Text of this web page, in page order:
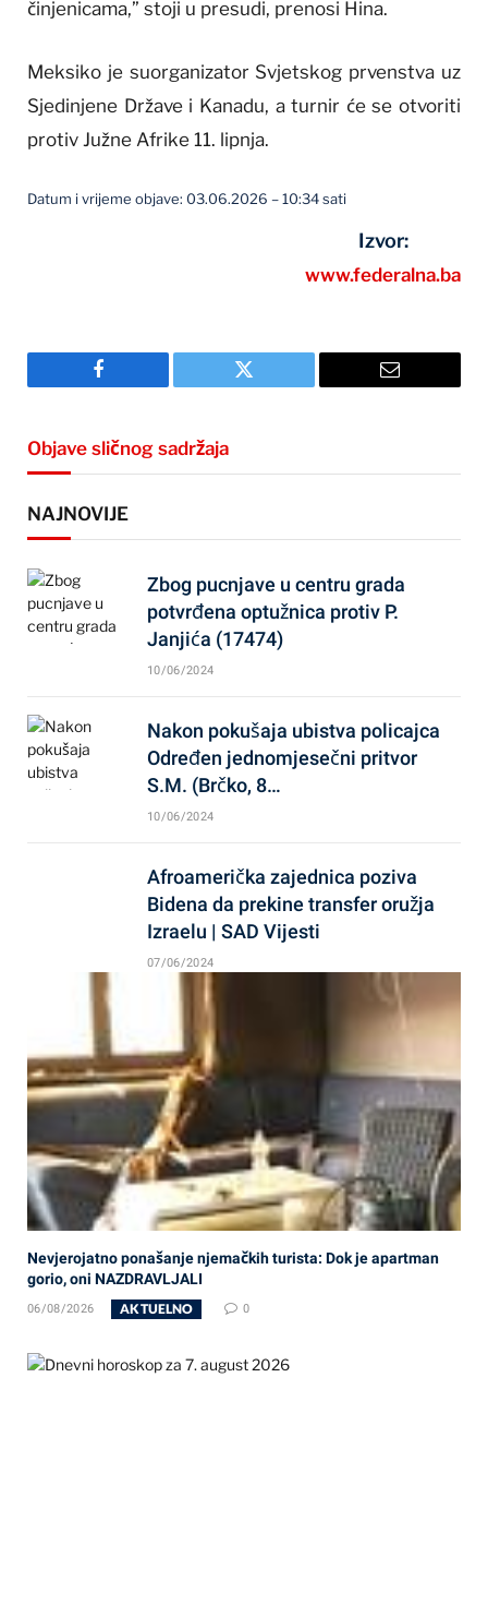
činjenicama,” stoji u presudi, prenosi Hina.
Meksiko je suorganizator Svjetskog prvenstva uz
Sjedinjene Države i Kanadu, a turnir će se otvoriti
protiv Južne Afrike 11. lipnja.
Datum i vrijeme objave: 03.06.2026 – 10:34 sati
Izvor:
www.federalna.ba
Facebook Twitter Email
Objave sličnog sadržaja
NAJNOVIJE
Zbog pucnjave u centru grada
potvrđena optužnica protiv P.
Janjića (17474)
10/06/2024
Nakon pokušaja ubistva policajca
Određen jednomjesečni pritvor
S.M. (Brčko, 8…
10/06/2024
Afroamerička zajednica poziva
Bidena da prekine transfer oružja
Izraelu | SAD Vijesti
07/06/2024
Nevjerojatno ponašanje njemačkih turista: Dok je apartman
gorio, oni NAZDRAVLJALI
06/08/2026 AKTUELNO 0